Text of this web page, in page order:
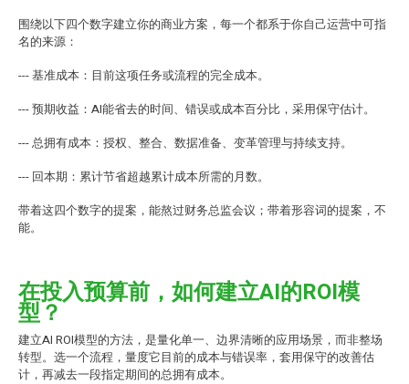
围绕以下四个数字建立你的商业方案，每一个都系于你自己运营中可指
名的来源：
--- 基准成本：目前这项任务或流程的完全成本。
--- 预期收益：AI能省去的时间、错误或成本百分比，采用保守估计。
--- 总拥有成本：授权、整合、数据准备、变革管理与持续支持。
--- 回本期：累计节省超越累计成本所需的月数。
带着这四个数字的提案，能熬过财务总监会议；带着形容词的提案，不
能。
在投入预算前，如何建立AI的ROI模
型？
建立AI ROI模型的方法，是量化单一、边界清晰的应用场景，而非整场
转型。选一个流程，量度它目前的成本与错误率，套用保守的改善估
计，再减去一段指定期间的总拥有成本。